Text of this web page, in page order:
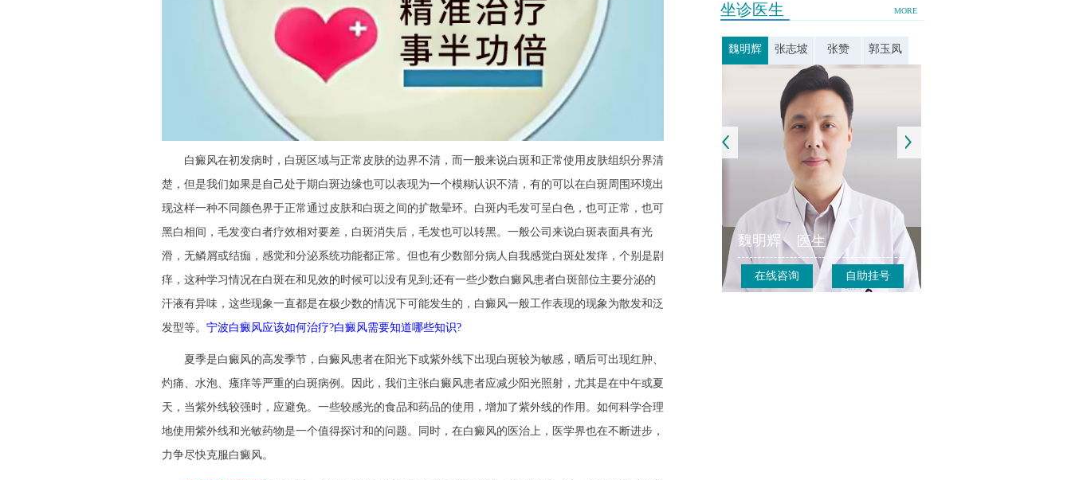
白癜风在初发病时，白斑区域与正常皮肤的边界不清，而一般来说白斑和正常使用皮肤组织分界清
楚，但是我们如果是自己处于期白斑边缘也可以表现为一个模糊认识不清，有的可以在白斑周围环境出
现这样一种不同颜色界于正常通过皮肤和白斑之间的扩散晕环。白斑内毛发可呈白色，也可正常，也可
黑白相间，毛发变白者疗效相对要差，白斑消失后，毛发也可以转黑。一般公司来说白斑表面具有光
滑，无鳞屑或结痂，感觉和分泌系统功能都正常。但也有少数部分病人自我感觉白斑处发痒，个别是剧
痒，这种学习情况在白斑在和见效的时候可以没有见到;还有一些少数白癜风患者白斑部位主要分泌的
汗液有异味，这些现象一直都是在极少数的情况下可能发生的，白癜风一般工作表现的现象为散发和泛
发型等。 宁波白癜风应该如何治疗?白癜风需要知道哪些知识?
夏季是白癜风的高发季节，白癜风患者在阳光下或紫外线下出现白斑较为敏感，晒后可出现红肿、
灼痛、水泡、瘙痒等严重的白斑病例。因此，我们主张白癜风患者应减少阳光照射，尤其是在中午或夏
天，当紫外线较强时，应避免。一些较感光的食品和药品的使用，增加了紫外线的作用。如何科学合理
地使用紫外线和光敏药物是一个值得探讨和的问题。同时，在白癜风的医治上，医学界也在不断进步，
力争尽快克服白癜风。
MORE
坐诊医生
魏明辉 张志坡 张赞 郭玉凤
魏明辉 医生
在线咨询 自助挂号